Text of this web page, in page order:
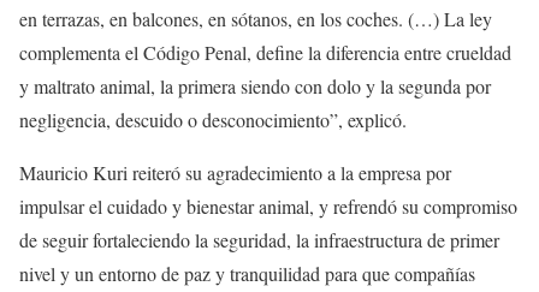
en terrazas, en balcones, en sótanos, en los coches. (…) La ley
complementa el Código Penal, define la diferencia entre crueldad
y maltrato animal, la primera siendo con dolo y la segunda por
negligencia, descuido o desconocimiento”, explicó.
Mauricio Kuri reiteró su agradecimiento a la empresa por
impulsar el cuidado y bienestar animal, y refrendó su compromiso
de seguir fortaleciendo la seguridad, la infraestructura de primer
nivel y un entorno de paz y tranquilidad para que compañías